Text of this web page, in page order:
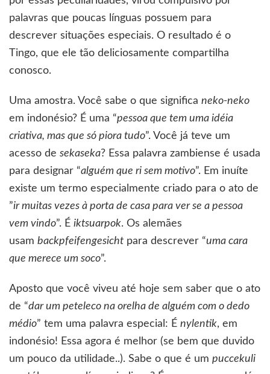
palavras que poucas línguas possuem para
descrever situações especiais. O resultado é o
Tingo, que ele tão deliciosamente compartilha
conosco.
Uma amostra. Você sabe o que significa neko-neko
em indonésio? É uma “pessoa que tem uma idéia
criativa, mas que só piora tudo”. Você já teve um
acesso de sekaseka? Essa palavra zambiense é usada
para designar “alguém que ri sem motivo”. Em inuíte
existe um termo especialmente criado para o ato de
”ir muitas vezes à porta de casa para ver se a pessoa
vem vindo”. É iktsuarpok. Os alemães
usam backpfeifengesicht para descrever “uma cara
que merece um soco”.
Aposto que você viveu até hoje sem saber que o ato
de “dar um peteleco na orelha de alguém com o dedo
médio” tem uma palavra especial: É nylentik, em
indonésio! Essa agora é melhor (se bem que duvido
um pouco da utilidade..). Sabe o que é um puccekuli